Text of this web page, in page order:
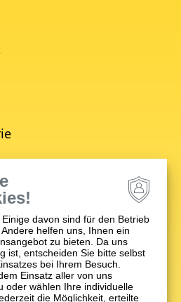
(MVZ)
Pflegedienst (APP)
davon sind für den Betrieb
helfen uns, Ihnen ein
zu bieten. Da uns
ist, entscheiden Sie bitte selbst
bei Ihrem Besuch.
Einsatz aller von uns
oder wählen Ihre individuelle
die Möglichkeit, erteilte